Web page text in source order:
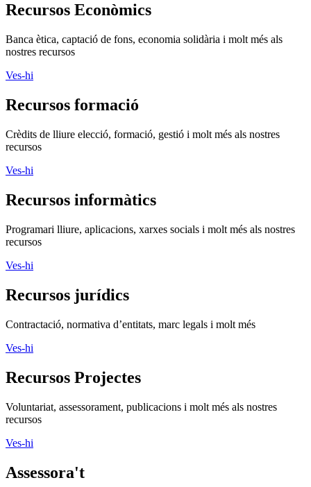
Recursos Econòmics
Banca ètica, captació de fons, economia solidària i molt més als
nostres recursos
Ves-hi
Recursos formació
Crèdits de lliure elecció, formació, gestió i molt més als nostres
recursos
Ves-hi
Recursos informàtics
Programari lliure, aplicacions, xarxes socials i molt més als nostres
recursos
Ves-hi
Recursos jurídics
Contractació, normativa d’entitats, marc legals i molt més
Ves-hi
Recursos Projectes
Voluntariat, assessorament, publicacions i molt més als nostres
recursos
Ves-hi
Assessora't